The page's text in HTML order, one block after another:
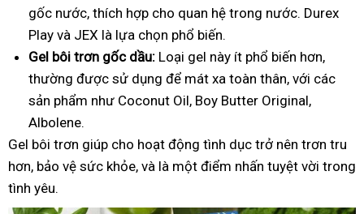
gốc nước, thích hợp cho quan hệ trong nước. Durex
Play và JEX là lựa chọn phổ biến.
Gel bôi trơn gốc dầu: Loại gel này ít phổ biến hơn,
thường được sử dụng để mát xa toàn thân, với các
sản phẩm như Coconut Oil, Boy Butter Original,
Albolene.
Gel bôi trơn giúp cho hoạt động tình dục trở nên trơn tru
hơn, bảo vệ sức khỏe, và là một điểm nhấn tuyệt vời trong
tình yêu.